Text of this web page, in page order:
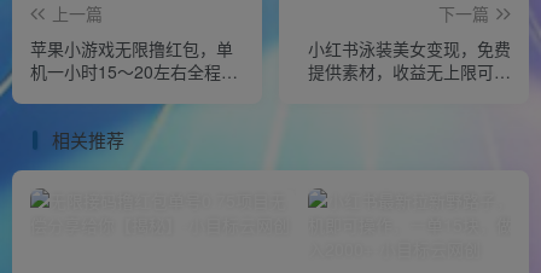
上一篇
苹果小游戏无限撸红包，单
机一小时15～20左右全程不
下一篇
小红书泳装美女变现，免费
提供素材，收益无上限可矩
相关推荐